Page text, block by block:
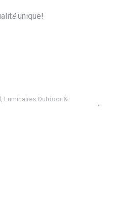
éunique!
, Luminaires Outdoor &